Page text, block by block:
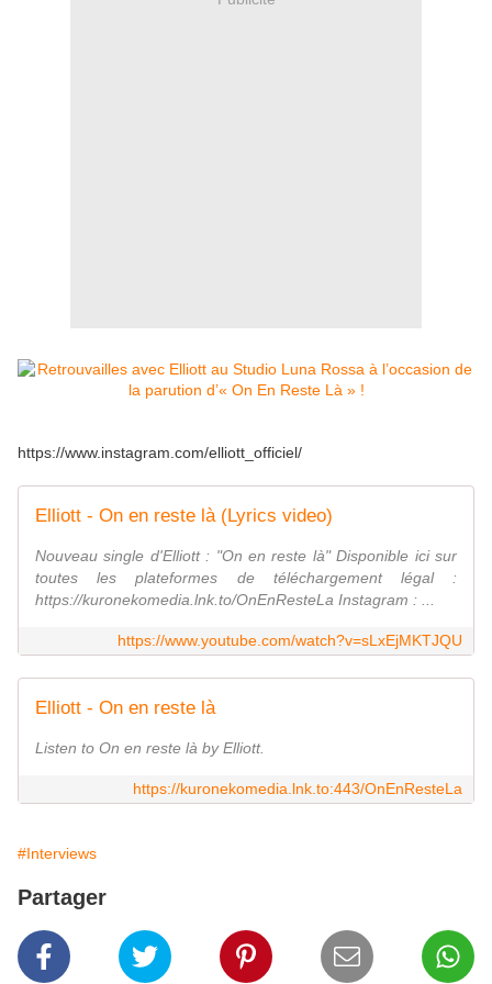
https://www.instagram.com/elliott_officiel/
Elliott - On en reste là (Lyrics video)
Nouveau single d'Elliott : "On en reste là" Disponible ici sur
toutes les plateformes de téléchargement légal :
https://kuronekomedia.lnk.to/OnEnResteLa Instagram : ...
https://www.youtube.com/watch?v=sLxEjMKTJQU
Elliott - On en reste là
Listen to On en reste là by Elliott.
https://kuronekomedia.lnk.to:443/OnEnResteLa
#Interviews
Partager